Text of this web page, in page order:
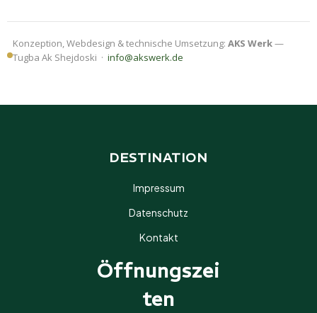
Konzeption, Webdesign & technische Umsetzung: AKS Werk—
Tugba Ak Shejdoski · info@akswerk.de
DESTINATION
Impressum
Datenschutz
Kontakt
Öffnungszei
Ten